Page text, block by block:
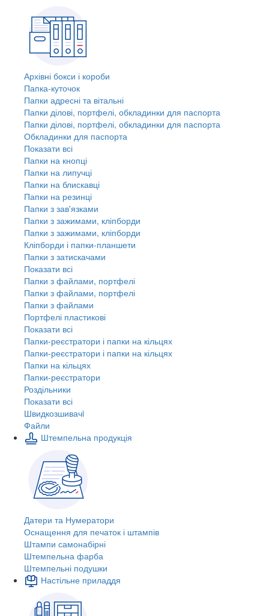
Архівні бокси і короби
Папка-куточок
Папки адресні та вітальні
Папки ділові, портфелі, обкладинки для паспорта
Папки ділові, портфелі, обкладинки для паспорта
Обкладинки для паспорта
Показати всі
Папки на кнопці
Папки на липучці
Папки на блискавці
Папки на резинці
Папки з зав'язками
Папки з зажимами, кліпборди
Папки з зажимами, кліпборди
Кліпборди і папки-планшети
Папки з затискачами
Показати всі
Папки з файлами, портфелі
Папки з файлами, портфелі
Папки з файлами
Портфелі пластикові
Показати всі
Папки-реєстратори і папки на кільцях
Папки-реєстратори і папки на кільцях
Папки на кільцях
Папки-реєстратори
Роздільники
Показати всі
Швидкозшивачi
Файли
Штемпельна продукція
Датери та Нумератори
Оснащення для печаток і штампів
Штампи самонабірні
Штемпельна фарба
Штемпельні подушки
Настільне приладдя